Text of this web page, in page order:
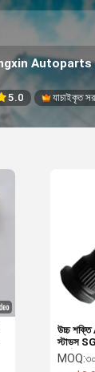
Autoparts
5.0 যাচাইকৃত
উচ্চ
স্টাডস
সার্টিফিকেশন
MOQ: